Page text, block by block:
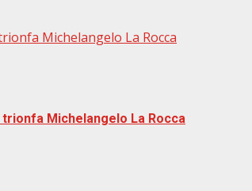
Michelangelo La Rocca
Michelangelo La Rocca